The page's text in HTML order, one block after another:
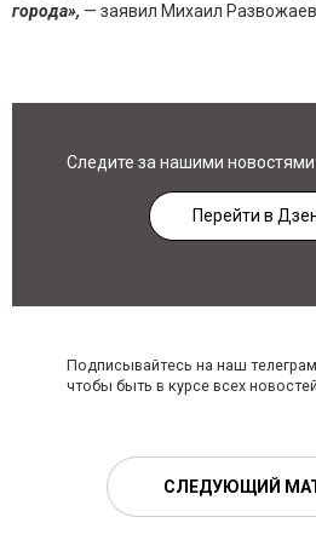
города», — заявил Михаил Развожаев.
Следите за нашими
Перейти в
Подписывайтесь на наш
чтобы быть в курсе всех
СЛЕДУЮЩИЙ